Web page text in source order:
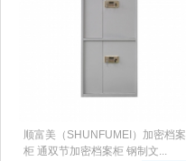
顺富美（SHUNFUMEI）加密档案
柜 通双节加密档案柜 钢制文...